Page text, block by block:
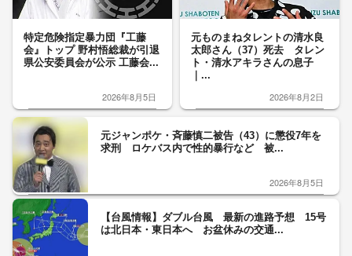
特定危険指定暴力団『工藤
会』トップ 野村悟総裁が引退
県公安委員会が公示 工藤会...
2026年8月5日
元ものまねタレントの清水良
太郎さん（37）死去 タレン
ト・清水アキラさんの息子
｜...
2026年8月2日
元ジャンポケ・斉藤慎二被告（43）に懲役7年を
求刑 ロケバス内で性的暴行など 被...
2026年8月5日
【台風情報】ダブル台風 最新の進路予想 15号
は北日本・東日本へ お盆休みの交通...